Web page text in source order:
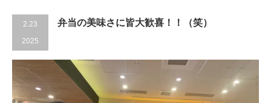
2.23
2025
弁当の美味さに皆大歓喜！！（笑）